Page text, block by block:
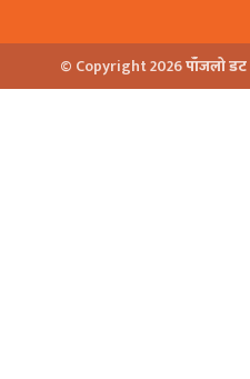
© Copyright 2026पाँजलो